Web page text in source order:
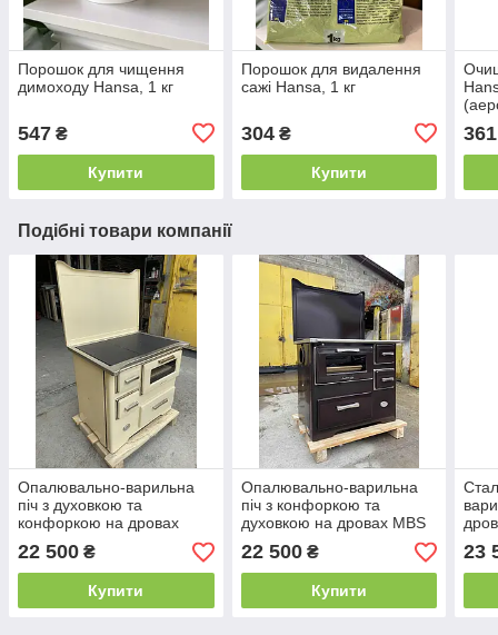
Порошок для чищення
димоходу Hansa, 1 кг
547 ₴
Купити
Порошок для видалення
сажі Hansa, 1 кг
304₴
Купити
361
Подібні товари компанії
Опалювально-варильна
піч з духовкою та
конфоркою на дровах
MBS 7 New Line бежевий
(з кришкою) лівий
22 500 ₴
Купити
Опалювально-варильна
піч з конфоркою та
духовкою на дровах MBS
7 New Line коричневий (з
кришкою) лівий
22 500₴
Купити
Line
23